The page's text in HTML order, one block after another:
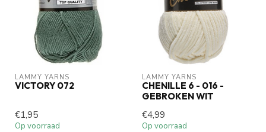
LAMMY YARNS
VICTORY 072
€1,95
Op voorraad
LAMMY YARNS
CHENILLE 6 - 016 -
GEBROKEN WIT
€4,99
Op voorraad